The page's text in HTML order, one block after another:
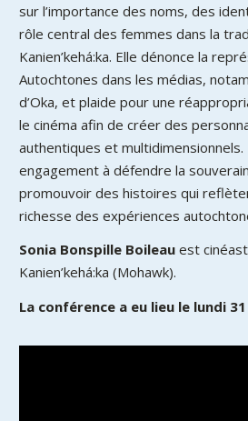
sur l’importance des noms, des
rôle central des femmes dans la
Kanien’kehá:ka. Elle dénonce la
Autochtones dans les médias,
d’Oka, et plaide pour une
le cinéma afin de créer des
authentiques et
engagement à défendre la
promouvoir des histoires qui
richesse des expériences
Sonia Bonspille Boileau est
Kanien’kehá:ka (Mohawk).
La conférence a eu lieu le lundi